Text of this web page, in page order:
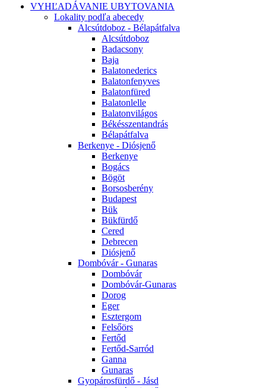
VYHĽADÁVANIE UBYTOVANIA
Lokality podľa abecedy
Alcsútdoboz - Bélapátfalva
Alcsútdoboz
Badacsony
Baja
Balatonederics
Balatonfenyves
Balatonfüred
Balatonlelle
Balatonvilágos
Békésszentandrás
Bélapátfalva
Berkenye - Diósjenő
Berkenye
Bogács
Bögöt
Borsosberény
Budapest
Bük
Bükfürdő
Cered
Debrecen
Diósjenő
Dombóvár - Gunaras
Dombóvár
Dombóvár-Gunaras
Dorog
Eger
Esztergom
Felsőörs
Fertőd
Fertőd-Sarród
Ganna
Gunaras
Gyopárosfürdő - Jásd